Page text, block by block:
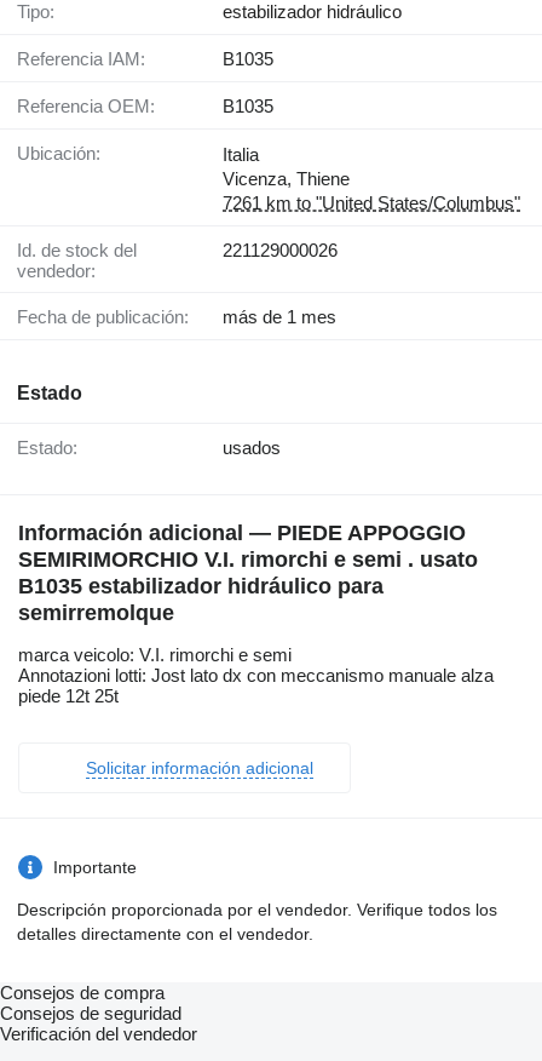
Tipo: estabilizador hidráulico
Referencia IAM: B1035
Referencia OEM: B1035
Ubicación:
Italia
Vicenza, Thiene
7261 km to "United States/Columbus"
Id. de stock del
vendedor:
221129000026
Fecha de publicación: más de 1 mes
Estado
Estado: usados
Información adicional — PIEDE APPOGGIO
SEMIRIMORCHIO V.I. rimorchi e semi . usato
B1035 estabilizador hidráulico para
semirremolque
marca veicolo: V.I. rimorchi e semi
Annotazioni lotti: Jost lato dx con meccanismo manuale alza
piede 12t 25t
Solicitar información adicional
Importante
Descripción proporcionada por el vendedor. Verifique todos los
detalles directamente con el vendedor.
Consejos de compra
Consejos de seguridad
Verificación del vendedor